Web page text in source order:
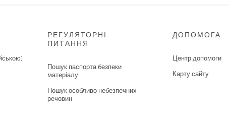
РЕГУЛЯТОРНІ
ПИТАННЯ
Пошук паспорта безпеки
матеріалу
Пошук особливо небезпечних
речовин
ДОПОМОГА
Центр допомоги
Карту сайту